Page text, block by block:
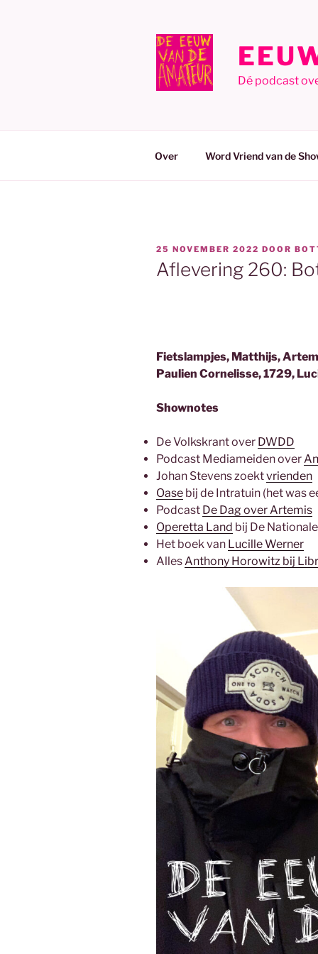
Dé podcast
Over Word Vriend van de
GEPLAATST
OP
25 NOVEMBER 2022 DOOR
Aflevering 260:
Fietslampjes, Matthijs,
Paulien Cornelisse, 1729,
Shownotes
De Volkskrant over DWDD
Podcast Mediameiden over
Johan Stevens zoektvrienden
Oase bij de Intratuin (het was
Podcast De Dag over Artemis
Operetta Land bij De
Het boek van Lucille Werner
AllesAnthony Horowitz bij